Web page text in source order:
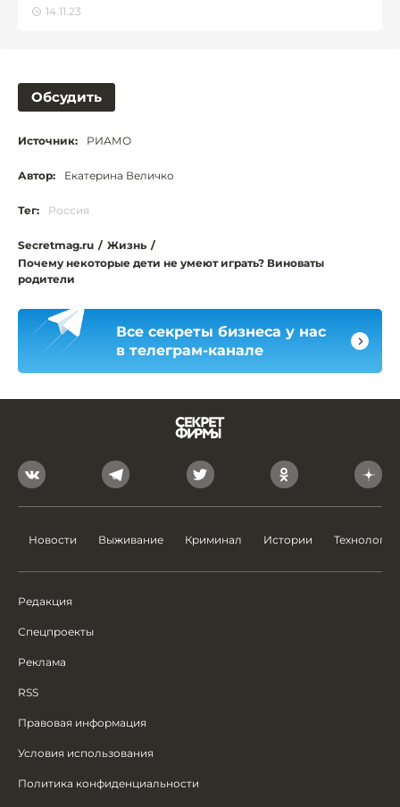
14.11.23
Обсудить
Источник: РИАМО
Автор: Екатерина Величко
Тег: Россия
Secretmag.ru / Жизнь /
Почему некоторые дети не умеют играть? Виноваты
родители
Все секреты бизнеса у нас
в телеграм-канале
Новости Выживание Криминал Истории Технологии
Редакция
Спецпроекты
Реклама
RSS
Правовая информация
Условия использования
Политика конфиденциальности